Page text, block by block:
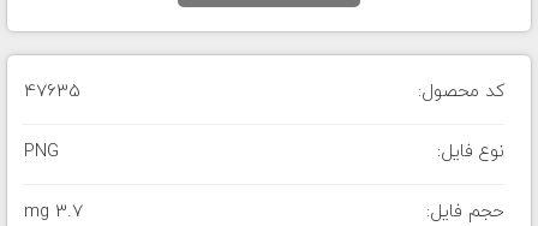
کد محصول: 47635
نوع فایل: PNG
حجم فایل: 3.7 mg